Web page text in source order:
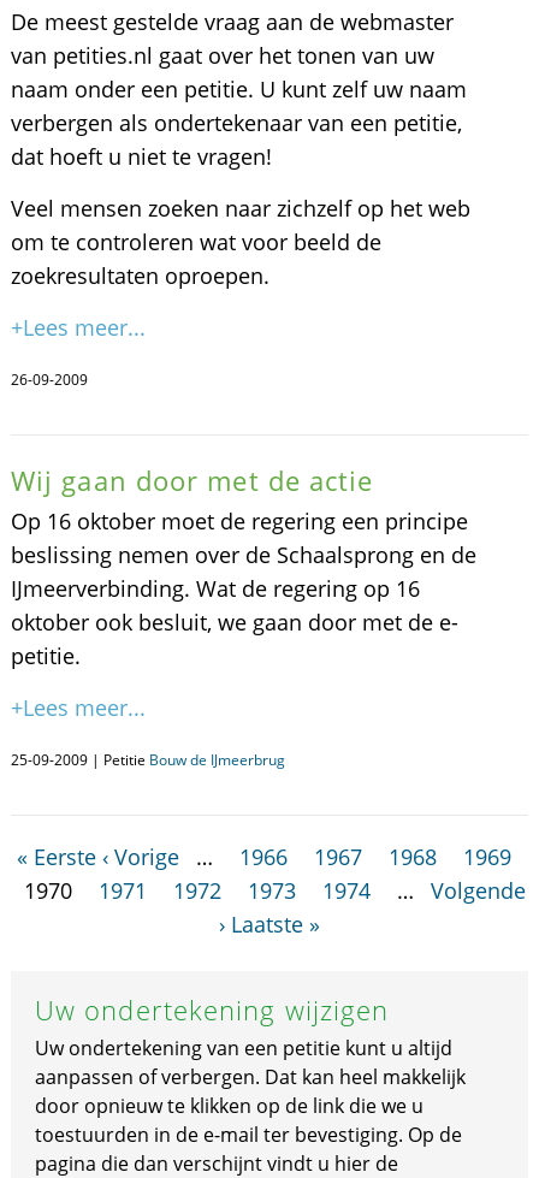
De meest gestelde vraag aan de webmaster
van petities.nl gaat over het tonen van uw
naam onder een petitie. U kunt zelf uw naam
verbergen als ondertekenaar van een petitie,
dat hoeft u niet te vragen!
Veel mensen zoeken naar zichzelf op het web
om te controleren wat voor beeld de
zoekresultaten oproepen.
+Lees meer...
26-09-2009
Wij gaan door met de actie
Op 16 oktober moet de regering een principe
beslissing nemen over de Schaalsprong en de
IJmeerverbinding. Wat de regering op 16
oktober ook besluit, we gaan door met de e-
petitie.
+Lees meer...
25-09-2009 | Petitie Bouw de IJmeerbrug
« Eerste ‹ Vorige … 1966 1967 1968
1969
1970
1971 1972 1973 1974 …
Volgende
› Laatste »
Uw ondertekening wijzigen
Uw ondertekening van een petitie kunt u altijd
aanpassen of verbergen. Dat kan heel makkelijk
door opnieuw te klikken op de link die we u
toestuurden in de e-mail ter bevestiging. Op de
pagina die dan verschijnt vindt u hier de